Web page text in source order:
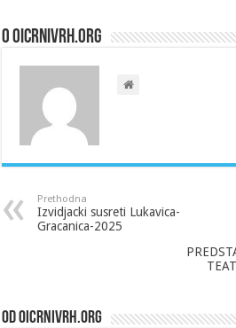
O oicrnivrh.org
Prethodna
Izvidjacki susreti Lukavica-
Gracanica-2025
Od oicrnivrh.org